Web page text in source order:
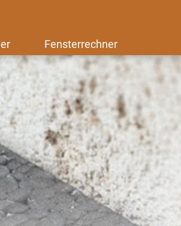
Fensterrechner